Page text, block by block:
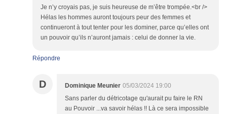
Je n’y croyais pas, je suis heureuse de m’être trompée.<br />
Hélas les hommes auront toujours peur des femmes et
continueront à tout tenter pour les dominer, parce qu’elles ont
un pouvoir qu’ils n’auront jamais : celui de donner la vie.
Répondre
D Dominique Meunier 05/03/2024 19:00
Sans parler du détricotage qu'aurait pu faire le RN
au Pouvoir ...va savoir hélas !! Là ce sera impossible